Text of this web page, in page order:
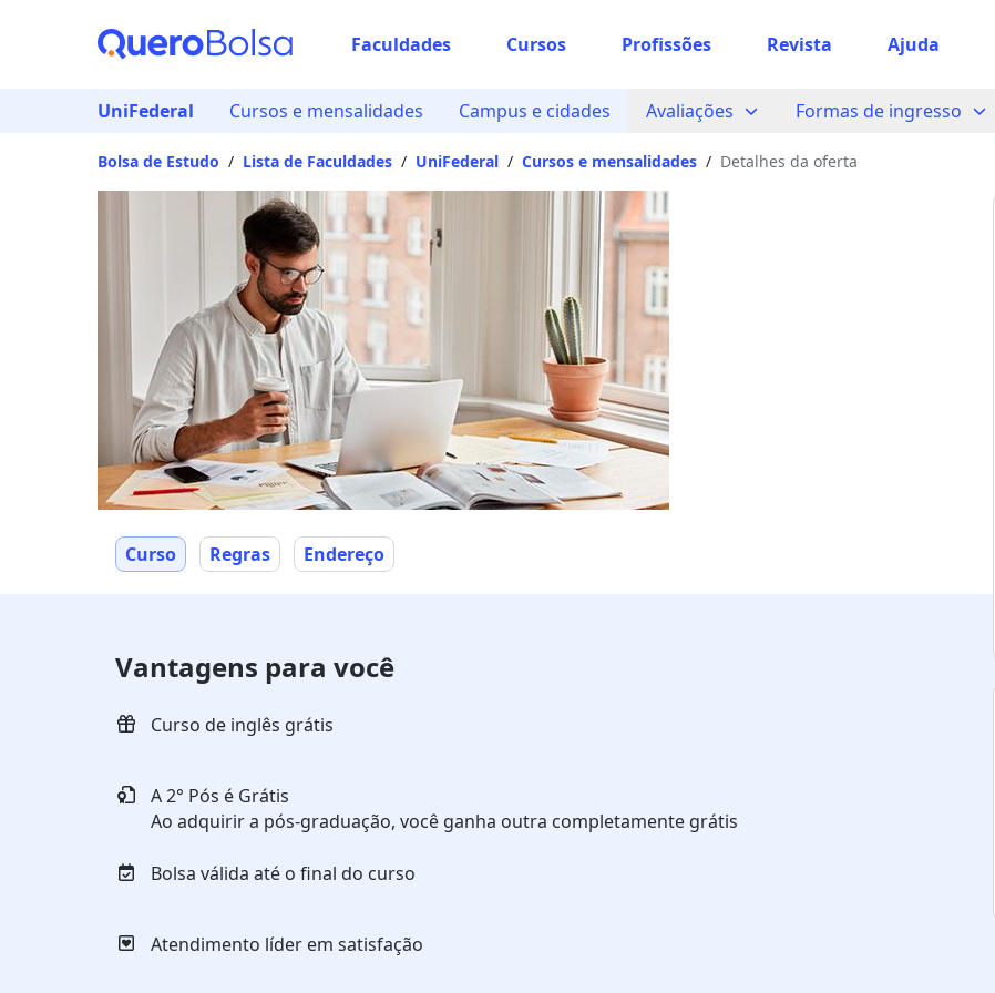
Faculdades Cursos Profissões Revista Ajuda
UniFederal Cursos e mensalidades Campus e cidades Avaliações Formas de ingresso
Bolsa de Estudo / Lista de Faculdades / UniFederal / Cursos e mensalidades / Detalhes da oferta
Curso Regras Endereço
Vantagens para você
Curso de inglês grátis
A 2° Pós é Grátis
Ao adquirir a pós-graduação, você ganha outra completamente grátis
Bolsa válida até o final do curso
Atendimento líder em satisfação